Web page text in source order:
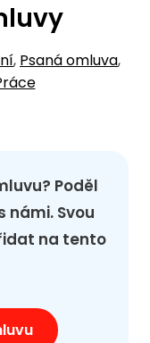
, Psaná omluva,
Poděl
námi. Svou
na tento